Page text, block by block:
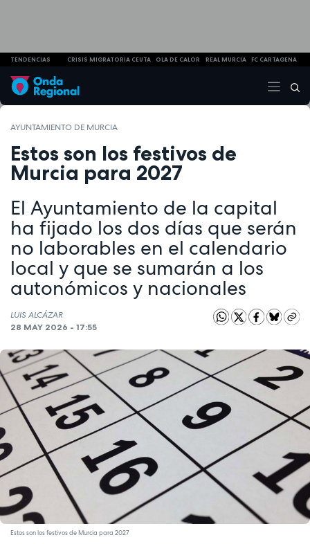
TENDENCIAS CRISIS MIGRATORIA CEUTA OLA DE CALOR REAL MURCIA FC CARTAGENA
AYUNTAMIENTO DE MURCIA
Estos son los festivos de
Murcia para 2027
El Ayuntamiento de la capital
ha fijado los dos días que serán
no laborables en el calendario
local y que se sumarán a los
autonómicos y nacionales
LUIS ALCÁZAR
28 MAY 2026 - 17:55
Estos son los festivos de Murcia para 2027